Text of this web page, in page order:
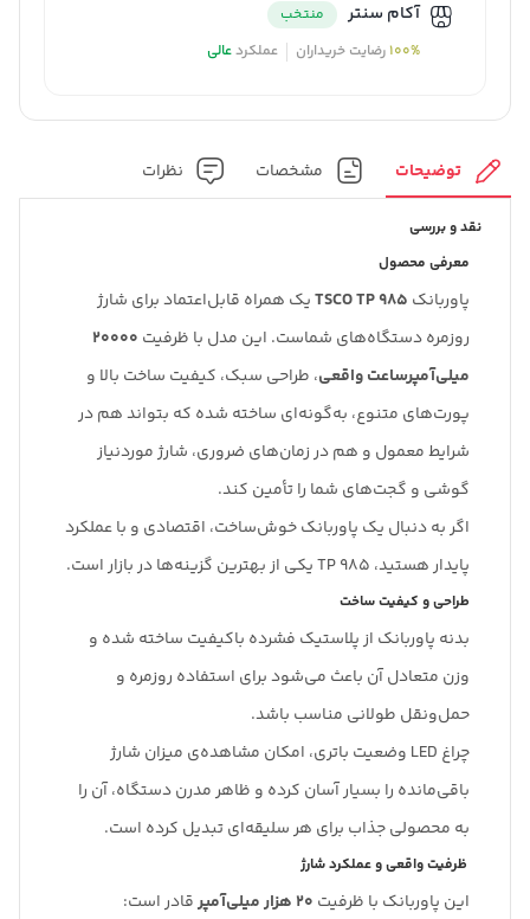
آکام سنتر
منتخب
100%رضایت خریداران عملکردعالی
توضیحات مشخصات نظرات
نقد و بررسی
معرفی محصول
پاوربانک TSCO TP 985یک همراه قابل‌اعتماد برای شارژ
روزمره دستگاه‌های شماست. این مدل با ظرفیت ۲۰۰۰۰
میلی‌آمپرساعت واقعی، طراحی سبک، کیفیت ساخت بالا و
پورت‌های متنوع، به‌گونه‌ای ساخته شده که بتواند هم در
شرایط معمول و هم در زمان‌های ضروری، شارژ موردنیاز
گوشی و گجت‌های شما را تأمین کند.
اگر به دنبال یک پاوربانک خوش‌ساخت، اقتصادی و با عملکرد
پایدار هستید، TP 985 یکی از بهترین گزینه‌ها در بازار است.
طراحی و کیفیت ساخت
بدنه پاوربانک از پلاستیک فشرده باکیفیت ساخته شده و
وزن متعادل آن باعث می‌شود برای استفاده روزمره و
حمل‌ونقل طولانی مناسب باشد.
چراغ LED وضعیت باتری، امکان مشاهده‌ی میزان شارژ
باقی‌مانده را بسیار آسان کرده و ظاهر مدرن دستگاه، آن را
به محصولی جذاب برای هر سلیقه‌ای تبدیل کرده است.
ظرفیت واقعی و عملکرد شارژ
این پاوربانک با ظرفیت ۲۰ هزار میلی‌آمپر قادر است: